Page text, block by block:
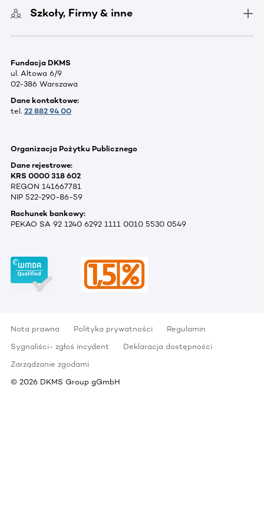
Szkoły, Firmy & inne
Fundacja DKMS
ul. Altowa 6/9
02-386 Warszawa
Dane kontaktowe:
tel. 22 882 94 00
Organizacja Pożytku Publicznego
Dane rejestrowe:
KRS 0000 318 602
REGON 141667781
NIP 522-290-86-59
Rachunek bankowy:
PEKAO SA 92 1240 6292 1111 0010 5530 0549
Nota prawna Polityka prywatności
Regulamin
Sygnaliści- zgłoś incydent
Deklaracja dostępności
Zarządzanie zgodami
© 2026 DKMS Group gGmbH